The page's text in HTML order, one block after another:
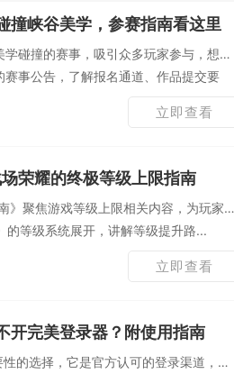
撞峡谷美学，参赛指南看这里
碰撞的赛事，吸引众多玩家参与，想要
事公告，了解报名通道、作品提交要
立即查看
荣耀的终极等级上限指南
》聚焦游戏等级上限相关内容，为玩家解
等级系统展开，讲解等级提升路...
立即查看
开完美登录器？附使用指南
的选择，它是官方认可的登录渠道，能